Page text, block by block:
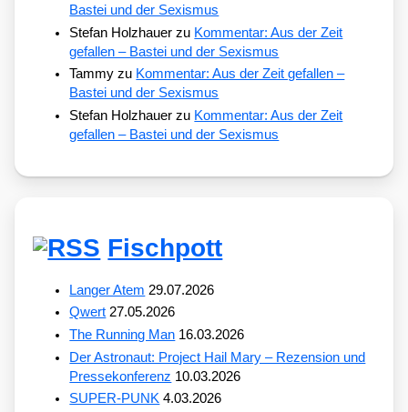
Bastei und der Sexismus
Stefan Holzhauer zu Kommentar: Aus der Zeit
gefallen – Bastei und der Sexismus
Tammy zu Kommentar: Aus der Zeit gefallen –
Bastei und der Sexismus
Stefan Holzhauer zu Kommentar: Aus der Zeit
gefallen – Bastei und der Sexismus
Fischpott
Langer Atem 29.07.2026
Qwert 27.05.2026
The Running Man 16.03.2026
Der Astronaut: Project Hail Mary – Rezension und
Pressekonferenz 10.03.2026
SUPER-PUNK 4.03.2026